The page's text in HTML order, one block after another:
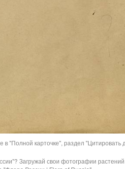
"Полной карточке", раздел "Цитировать
Загружай свои фотографии